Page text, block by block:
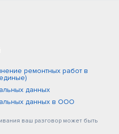
ремонтных работ в
данных
данных в ООО
ваш разговор может быть